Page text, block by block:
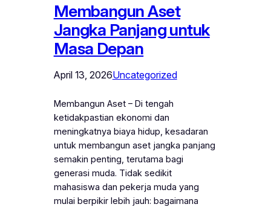
Membangun Aset
Jangka Panjang untuk
Masa Depan
April 13, 2026Uncategorized
Membangun Aset – Di tengah
ketidakpastian ekonomi dan
meningkatnya biaya hidup, kesadaran
untuk membangun aset jangka panjang
semakin penting, terutama bagi
generasi muda. Tidak sedikit
mahasiswa dan pekerja muda yang
mulai berpikir lebih jauh: bagaimana